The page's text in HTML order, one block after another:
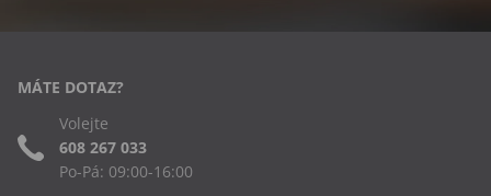
MÁTE DOTAZ?
Volejte
608 267 033
Po-Pá: 09:00-16:00